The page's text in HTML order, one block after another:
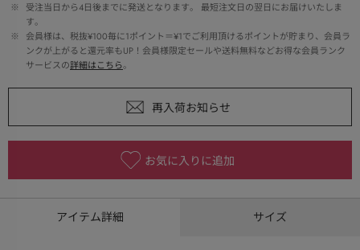
※
受注当日から4日後までに発送となります。 最短注文日の翌日にお届けいたしま
す。
※
会員様は、税抜¥100毎に1ポイント＝¥1でご利用頂けるポイントが貯まり、会員ラ
ンクが上がると還元率もUP！会員様限定セールや送料無料などお得な会員ランク
サービスの詳細はこちら。
お気に入りに追加
アイテム詳細 サイズ